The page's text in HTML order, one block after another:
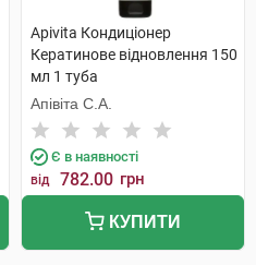
Apivita Кондиціонер
Кератинове відновлення 150
мл 1 туба
Апівіта С.А.
Є в наявності
від 782.00 грн
КУПИТИ